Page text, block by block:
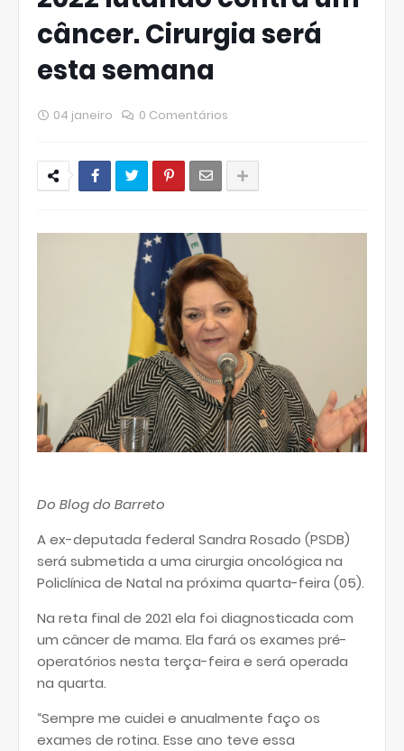
câncer. Cirurgia será
esta semana
04 janeiro 0 Comentários
Do Blog do Barreto
A ex-deputada federal Sandra Rosado (PSDB)
será submetida a uma cirurgia oncológica na
Policlínica de Natal na próxima quarta-feira (05).
Na reta final de 2021 ela foi diagnosticada com
um câncer de mama. Ela fará os exames pré-
operatórios nesta terça-feira e será operada
na quarta.
“Sempre me cuidei e anualmente faço os
exames de rotina. Esse ano teve essa